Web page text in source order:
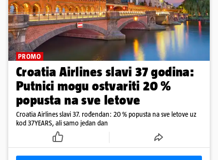
PROMO
Croatia Airlines slavi 37 godina:
Putnici mogu ostvariti 20 %
popusta na sve letove
Croatia Airlines slavi 37. rođendan: 20 % popusta na sve letove uz
kod 37YEARS, ali samo jedan dan